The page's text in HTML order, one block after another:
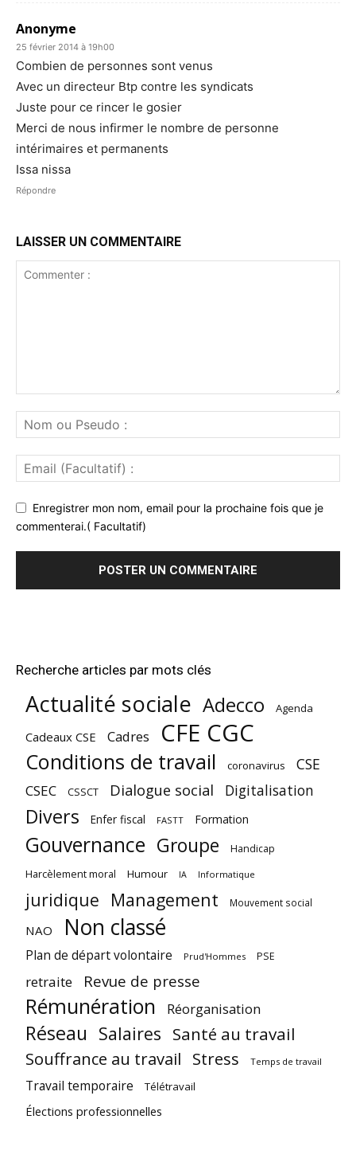
Anonyme
25 février 2014 à 19h00
Combien de personnes sont venus
Avec un directeur Btp contre les syndicats
Juste pour ce rincer le gosier
Merci de nous infirmer le nombre de personne
intérimaires et permanents
Issa nissa
Répondre
LAISSER UN COMMENTAIRE
Enregistrer mon nom, email pour la prochaine fois que je
commenterai.( Facultatif)
Recherche articles par mots clés
Actualité sociale Adecco Agenda
Cadeaux CSE Cadres CFE CGC
Conditions de travail coronavirus CSE
CSEC CSSCT Dialogue social Digitalisation
Divers Enfer fiscal FASTT Formation
Gouvernance Groupe Handicap
Harcèlement moral Humour IA Informatique
juridique Management Mouvement social
NAO Non classé
Plan de départ volontaire Prud'Hommes PSE
retraite Revue de presse
Rémunération Réorganisation
Réseau Salaires Santé au travail
Souffrance au travail Stress Temps de travail
Travail temporaire Télétravail
Élections professionnelles